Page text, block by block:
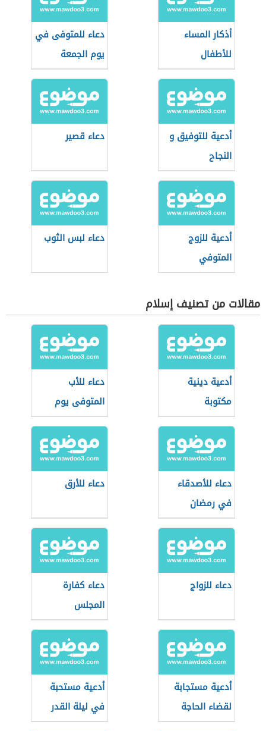
أذكار المساء
للأطفال
دعاء للمتوفى في
يوم الجمعة
أدعية للتوفيق و
النجاح
دعاء قصير
أدعية للزوج
المتوفي
دعاء لبس الثوب
مقالات من تصنيف إسلام
أدعية دينية
مكتوبة
دعاء للأب
المتوفى يوم
الجمعة
دعاء للأصدقاء
في رمضان
دعاء للأرق
دعاء للزواج
دعاء كفارة
المجلس
أدعية مستجابة
لقضاء الحاجة
أدعية مستحبة
في ليلة القدر